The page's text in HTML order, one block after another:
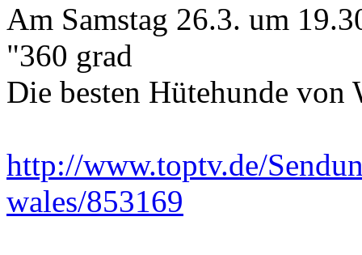
Am Samstag 26.3. um
"360 grad
Die besten Hütehunde von
http://www.toptv.de/
wales/853169